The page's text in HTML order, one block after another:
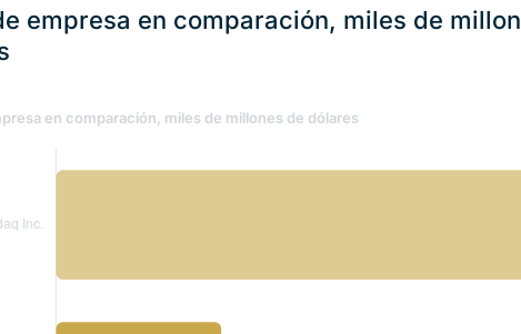
empresa en comparación, miles de
en comparación, miles de millones de dólares